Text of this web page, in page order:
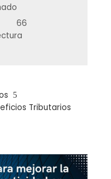
66
Tributarios